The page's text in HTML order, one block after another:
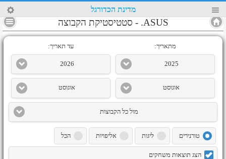
31 מדינת הכדורגל
ASUS.
- סטטיסטיקת הקבוצה
מתאריך:
2025
אוגוסט
עד תאריך:
2026
אוגוסט
מול כל הקבוצות
טורנירים ליגות אליפויות הכל
הצג תוצאות משחקים
4